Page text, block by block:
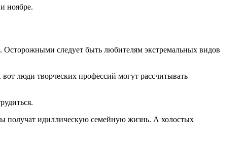
ноябре.
следует быть любителям экстремальных видов
люди творческих профессий могут рассчитывать
получат идиллическую семейную жизнь. А холостых